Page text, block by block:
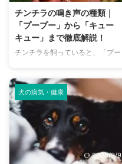
を根本から突き止め、トイレ、
体、部屋など、場所別に具体的な
消臭対策を徹底的に解説します。
さらに、猫と飼い主さん両方にと
って快適な消臭グッズの選び方ま
の情報を網羅的にご紹介します。
今 ...
チンチラの鳴き声の種類｜
「プープー」から「キュー
キュー」まで徹底解説！
チンチラを飼っていると、「プー
まざまな鳴き声が聞こえてくるこ
とがありますよね。 チンチラは
犬や猫のように鳴き声で感情を表
現するため、その鳴き声の意味を
理解することは、愛チンチラとの
関係を深める上で非常に大切で
す。 この記事では、チンチラの
代表的な鳴き声の種類とその意味
犬の病気・健康
2025/9/9